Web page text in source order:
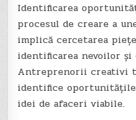
Identificarea
procesul de creare a
implică cercetarea
identificarea nevoilor
Antreprenorii creativi
identifice
idei de afaceri viabile.